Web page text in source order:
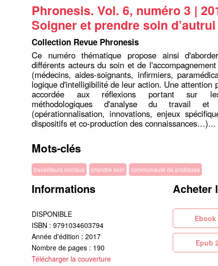
Phronesis. Vol. 6, numéro 3 |
Soigner et prendre soin d’autrui
Collection Revue Phronesis
Ce numéro thématique propose ainsi
différents acteurs du soin et de
(médecins, aides-soignants, infirmiers,
logique d'intelligibilité de leur action. Une attention
accordée aux réflexions portant sur
méthodologiques d'analyse du travail et
(opérationnalisation, innovations, enjeux
dispositifs et co-production des connaissances…)...
Mots-clés
travailleurs sociaux prendre soin communauté de pratiques
Informations
DISPONIBLE
ISBN : 9791034603794
Année d'édition : 2017
Nombre de pages : 190
Télécharger la couverture
Acheter